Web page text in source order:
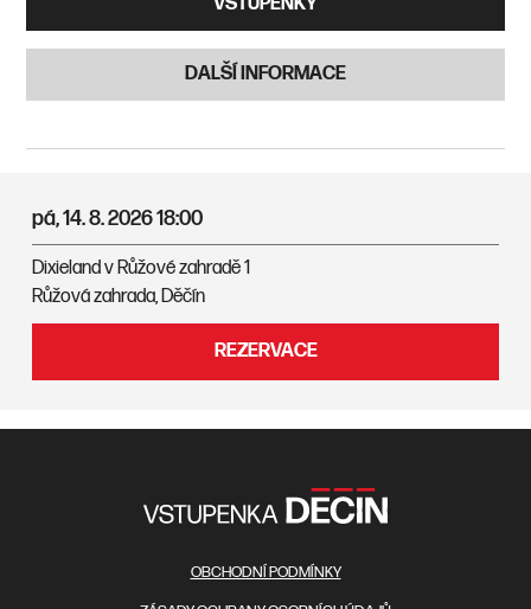
DALŠÍ INFORMACE
pá, 14. 8. 202618:00
Dixieland v Růžové zahradě 1
Růžová zahrada, Děčín
REZERVACE
OBCHODNÍ PODMÍNKY